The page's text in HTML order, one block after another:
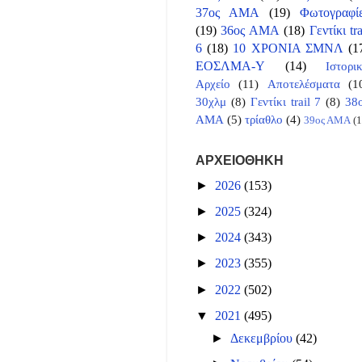
37ος ΑΜΑ
(19)
(19) 36ος ΑΜΑ (18) Γεντίκι
6 (18) 10 ΧΡΟΝΙΑ ΣΜΝΛ
ΕΟΣΛΜΑ-Υ
(14)
Αρχείο
(11) Αποτελέσματα
30χλμ (8) Γεντίκι trail 7 (8)
ΑΜΑ (5) τρίαθλο (4) 39ος ΑΜΑ
ΑΡΧΕΙΟΘΗΚΗ
► 2026 (153)
► 2025 (324)
► 2024 (343)
► 2023 (355)
► 2022 (502)
▼ 2021 (495)
► Δεκεμβρίου(42)